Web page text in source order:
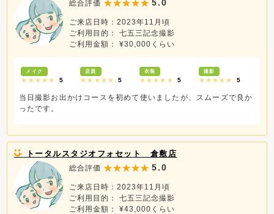
総合評価 5.0
ご来店日時：2023年11月頃
ご利用目的： 七五三記念撮影
ご利用金額： ¥30,000くらい
メイク
★★★★★ 5
店員
★★★★★ 5
衣装
★★★★★ 5
撮影
★★★★★ 5
当日撮影お出かけコースを初めて使いましたが、スムーズで良か
ったです。
トータルスタジオフォセット 倉敷店
総合評価 5.0
ご来店日時：2023年11月頃
ご利用目的： 七五三記念撮影
ご利用金額： ¥43,000くらい